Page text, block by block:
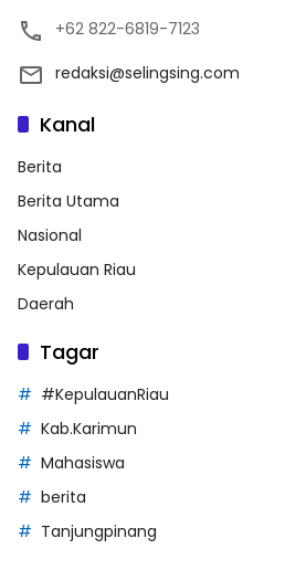
+62 822-6819-7123
redaksi@selingsing.com
Kanal
Berita
Berita Utama
Nasional
Kepulauan Riau
Daerah
Tagar
#KepulauanRiau
Kab.Karimun
Mahasiswa
berita
Tanjungpinang